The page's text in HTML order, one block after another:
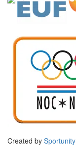
Created by Sportunity